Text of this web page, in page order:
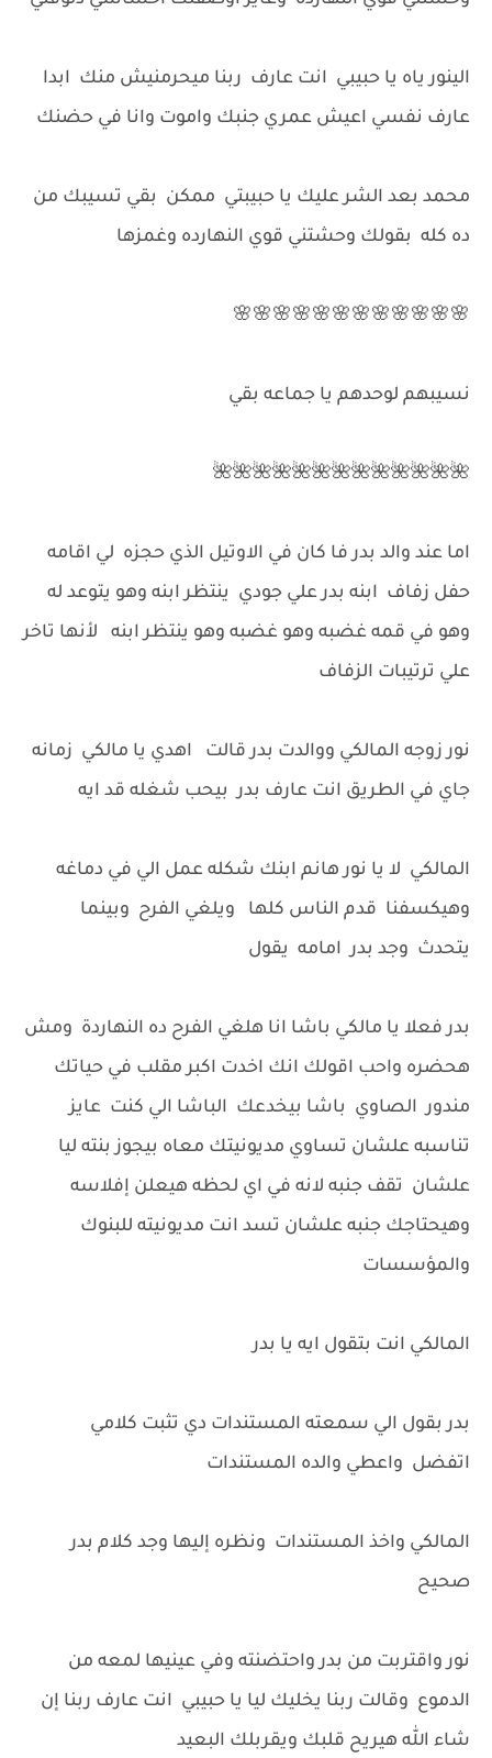
الينور ياه يا حبيبي انت عارف ربنا ميحرمنيش منك ابدا
عارف نفسي اعيش عمري جنبك واموت وانا في حضنك
محمد بعد الشر عليك يا حبيبتي ممكن بقي تسيبك من
ده كله بقولك وحشتني قوي النهارده وغمزها
🌸🌸🌸🌸🌸🌸🌸🌸🌸🌸🌸🌸
نسيبهم لوحدهم يا جماعه بقي
🌺🌺🌺🌺🌺🌺🌺🌺🌺🌺🌺🌺🌺
اما عند والد بدر فا كان في الاوتيل الذي حجزه لي اقامه
حفل زفاف ابنه بدر علي جودي ينتظر ابنه وهو يتوعد له
وهو في قمه غضبه وهو غضبه وهو ينتظر ابنه لأنها تاخر
علي ترتيبات الزفاف
نور زوجه المالكي ووالدت بدر قالت اهدي يا مالكي زمانه
جاي في الطريق انت عارف بدر بيحب شغله قد ايه
المالكي لا يا نور هانم ابنك شكله عمل الي في دماغه
وهيكسفنا قدم الناس كلها ويلغي الفرح وبينما
يتحدث وجد بدر امامه يقول
بدر فعلا يا مالكي باشا انا هلغي الفرح ده النهاردة ومش
هحضره واحب اقولك انك اخدت اكبر مقلب في حياتك
مندور الصاوي باشا بيخدعك الباشا الي كنت عايز
تناسبه علشان تساوي مديونيتك معاه بيجوز بنته ليا
علشان تقف جنبه لانه في اي لحظه هيعلن إفلاسه
وهيحتاجك جنبه علشان تسد انت مديونيته للبنوك
والمؤسسات
المالكي انت بتقول ايه يا بدر
بدر بقول الي سمعته المستندات دي تثبت كلامي
اتفضل واعطي والده المستندات
المالكي واخذ المستندات ونظره إليها وجد كلام بدر
صحيح
نور واقتربت من بدر واحتضنته وفي عينيها لمعه من
الدموع وقالت ربنا يخليك ليا يا حبيبي انت عارف ربنا إن
شاء الله هيريح قلبك ويقربلك البعيد